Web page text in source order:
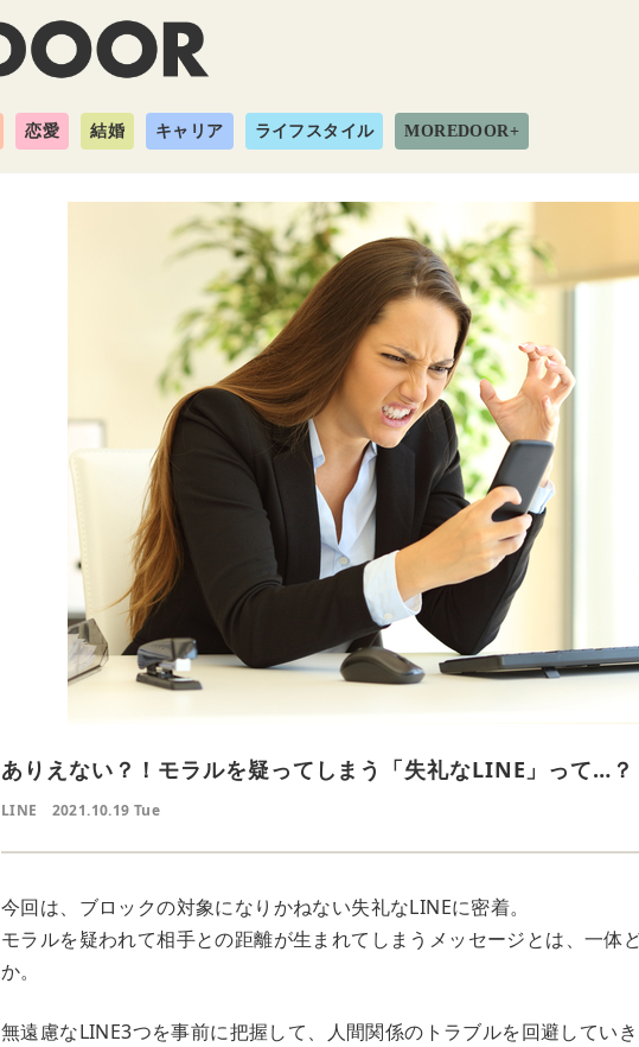
恋愛 結婚 キャリア ライフスタイル MOREDOOR+
ありえない？！モラルを疑ってしまう「失礼なLINE」って…？
LINE 2021.10.19 Tue
今回は、ブロックの対象になりかねない失礼なLINEに密着。
モラルを疑われて相手との距離が生まれてしまうメッセージとは、一体
か。
無遠慮なLINE3つを事前に把握して、人間関係のトラブルを回避していき